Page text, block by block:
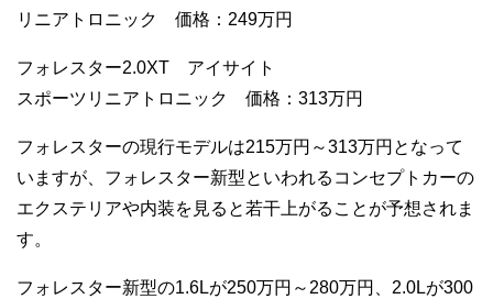
リニアトロニック 価格：249万円
フォレスター2.0XT アイサイト
スポーツリニアトロニック 価格：313万円
フォレスターの現行モデルは215万円～313万円となって
いますが、フォレスター新型といわれるコンセプトカーの
エクステリアや内装を見ると若干上がることが予想されま
す。
フォレスター新型の1.6Lが250万円～280万円、2.0Lが300